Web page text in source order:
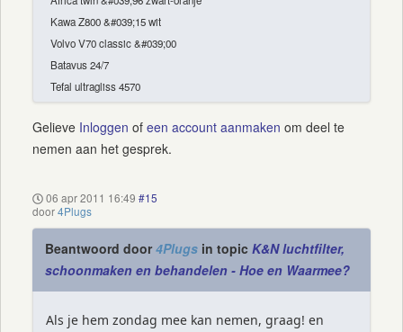
Kawa Z800 &#039;15 wit
Volvo V70 classic &#039;00
Batavus 24/7
Tefal ultragliss 4570
Gelieve Inloggen of een account aanmaken om deel te
nemen aan het gesprek.
06 apr 2011 16:49 #15
door4Plugs
Beantwoord door4Plugs in topic K&N luchtfilter,
schoonmaken en behandelen - Hoe en Waarmee?
Als je hem zondag mee kan nemen, graag! en